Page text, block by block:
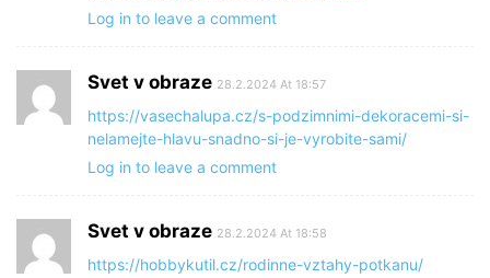
Log in to leave a comment
Svet v obraze 28.2.2024 At 18:57
https://vasechalupa.cz/s-podzimnimi-dekoracemi-si-
nelamejte-hlavu-snadno-si-je-vyrobite-sami/
Log in to leave a comment
Svet v obraze 28.2.2024 At 18:58
https://hobbykutil.cz/rodinne-vztahy-potkanu/